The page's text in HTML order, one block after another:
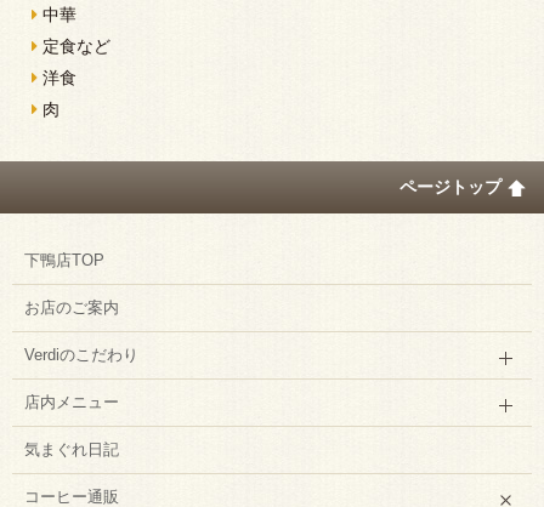
中華
定食など
洋食
肉
ページトップ
下鴨店TOP
お店のご案内
Verdiのこだわり
店内メニュー
気まぐれ日記
コーヒー通販